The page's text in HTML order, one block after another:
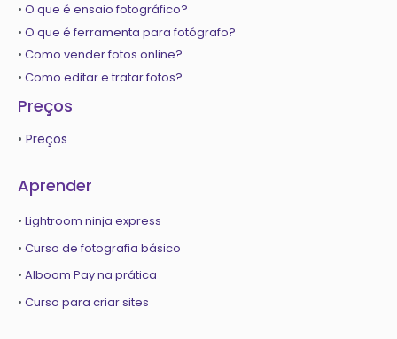
• O que é ensaio fotográfico?
• O que é ferramenta para fotógrafo?
• Como vender fotos online?
• Como editar e tratar fotos?
Preços
• Preços
Aprender
• Lightroom ninja express
• Curso de fotografia básico
• Alboom Pay na prática
• Curso para criar sites